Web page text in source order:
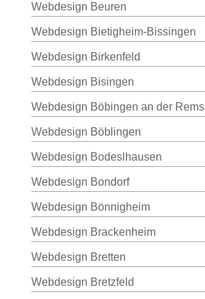
Webdesign Beuren
Webdesign Bietigheim-Bissingen
Webdesign Birkenfeld
Webdesign Bisingen
Webdesign Böbingen an der Rems
Webdesign Böblingen
Webdesign Bodeslhausen
Webdesign Bondorf
Webdesign Bönnigheim
Webdesign Brackenheim
Webdesign Bretten
Webdesign Bretzfeld